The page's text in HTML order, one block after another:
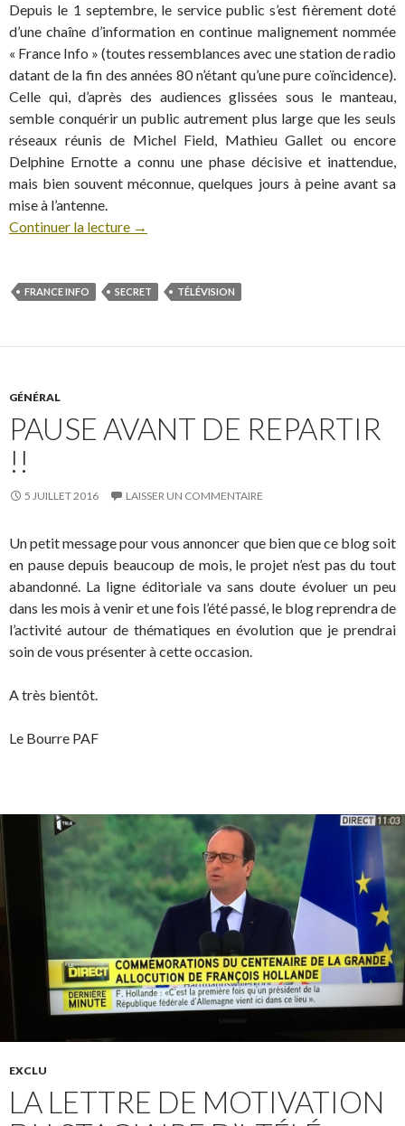
Depuis le 1 septembre, le service public s’est fièrement doté
d’une chaîne d’information en continue malignement nommée
« France Info » (toutes ressemblances avec une station de radio
datant de la fin des années 80 n’étant qu’une pure coïncidence).
Celle qui, d’après des audiences glissées sous le manteau,
semble conquérir un public autrement plus large que les seuls
réseaux réunis de Michel Field, Mathieu Gallet ou encore
Delphine Ernotte a connu une phase décisive et inattendue,
mais bien souvent méconnue, quelques jours à peine avant sa
mise à l’antenne.
Continuer la lecture →
FRANCE INFO SECRET TÉLÉVISION
GÉNÉRAL
PAUSE AVANT DE REPARTIR
!!
5 JUILLET 2016 LAISSER UN COMMENTAIRE
Un petit message pour vous annoncer que bien que ce blog soit
en pause depuis beaucoup de mois, le projet n’est pas du tout
abandonné. La ligne éditoriale va sans doute évoluer un peu
dans les mois à venir et une fois l’été passé, le blog reprendra de
l’activité autour de thématiques en évolution que je prendrai
soin de vous présenter à cette occasion.
A très bientôt.
Le Bourre PAF
EXCLU
LA LETTRE DE MOTIVATION